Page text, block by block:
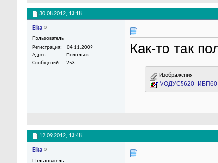
30.08.2012, 13:18
Elka
Пользователь
Регистрация
04.11.2009
Адрес
Подольск
Сообщений
258
Как-то так
Изображения
12.09.2012, 13:48
Elka
Пользователь